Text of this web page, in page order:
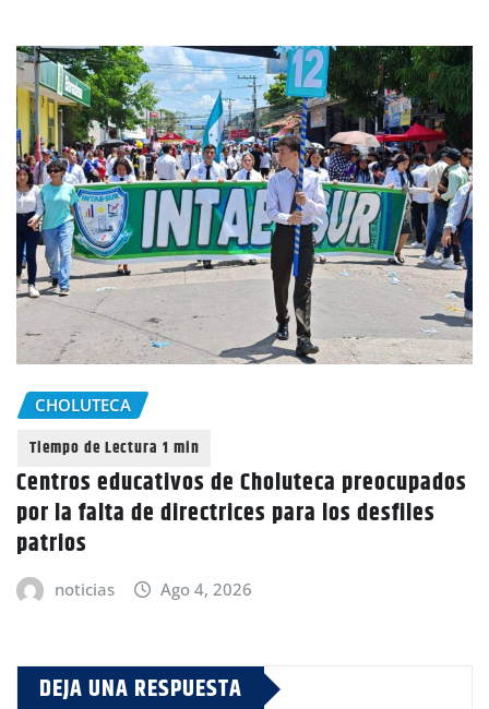
CHOLUTECA
Centros educativos de Choluteca preocupados
por la falta de directrices para los desfiles
patrios
noticias Ago 4, 2026
DEJA UNA RESPUESTA